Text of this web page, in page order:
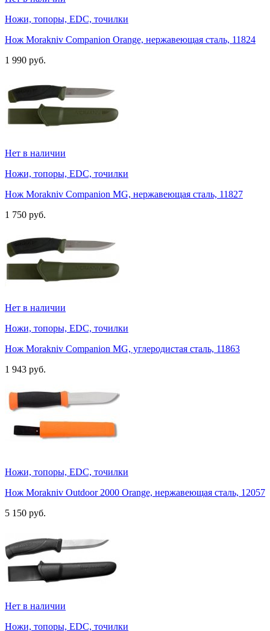
Ножи, топоры, EDC, точилки
Нож Morakniv Companion Orange, нержавеющая сталь, 11824
1 990 руб.
Нет в наличии
Ножи, топоры, EDC, точилки
Нож Morakniv Companion MG, нержавеющая сталь, 11827
1 750 руб.
Нет в наличии
Ножи, топоры, EDC, точилки
Нож Morakniv Companion MG, углеродистая сталь, 11863
1 943 руб.
Ножи, топоры, EDC, точилки
Нож Morakniv Outdoor 2000 Orange, нержавеющая сталь, 12057
5 150 руб.
Нет в наличии
Ножи, топоры, EDC, точилки